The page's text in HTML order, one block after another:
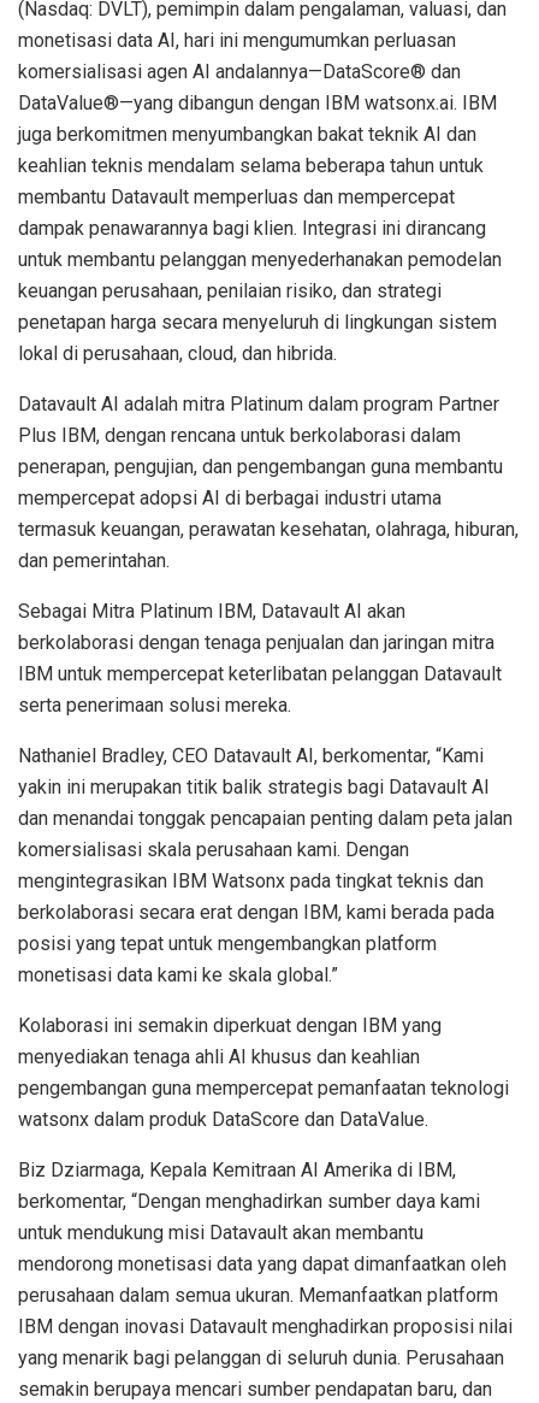
(Nasdaq: DVLT), pemimpin dalam pengalaman, valuasi, dan
monetisasi data AI, hari ini mengumumkan perluasan
komersialisasi agen AI andalannya—DataScore® dan
DataValue®—yang dibangun dengan IBM watsonx.ai. IBM
juga berkomitmen menyumbangkan bakat teknik AI dan
keahlian teknis mendalam selama beberapa tahun untuk
membantu Datavault memperluas dan mempercepat
dampak penawarannya bagi klien. Integrasi ini dirancang
untuk membantu pelanggan menyederhanakan pemodelan
keuangan perusahaan, penilaian risiko, dan strategi
penetapan harga secara menyeluruh di lingkungan sistem
lokal di perusahaan, cloud, dan hibrida.
Datavault AI adalah mitra Platinum dalam program Partner
Plus IBM, dengan rencana untuk berkolaborasi dalam
penerapan, pengujian, dan pengembangan guna membantu
mempercepat adopsi AI di berbagai industri utama
termasuk keuangan, perawatan kesehatan, olahraga, hiburan,
dan pemerintahan.
Sebagai Mitra Platinum IBM, Datavault AI akan
berkolaborasi dengan tenaga penjualan dan jaringan mitra
IBM untuk mempercepat keterlibatan pelanggan Datavault
serta penerimaan solusi mereka.
Nathaniel Bradley, CEO Datavault AI, berkomentar, “Kami
yakin ini merupakan titik balik strategis bagi Datavault AI
dan menandai tonggak pencapaian penting dalam peta jalan
komersialisasi skala perusahaan kami. Dengan
mengintegrasikan IBM Watsonx pada tingkat teknis dan
berkolaborasi secara erat dengan IBM, kami berada pada
posisi yang tepat untuk mengembangkan platform
monetisasi data kami ke skala global.”
Kolaborasi ini semakin diperkuat dengan IBM yang
menyediakan tenaga ahli AI khusus dan keahlian
pengembangan guna mempercepat pemanfaatan teknologi
watsonx dalam produk DataScore dan DataValue.
Biz Dziarmaga, Kepala Kemitraan AI Amerika di IBM,
berkomentar, “Dengan menghadirkan sumber daya kami
untuk mendukung misi Datavault akan membantu
mendorong monetisasi data yang dapat dimanfaatkan oleh
perusahaan dalam semua ukuran. Memanfaatkan platform
IBM dengan inovasi Datavault menghadirkan proposisi nilai
yang menarik bagi pelanggan di seluruh dunia. Perusahaan
semakin berupaya mencari sumber pendapatan baru, dan